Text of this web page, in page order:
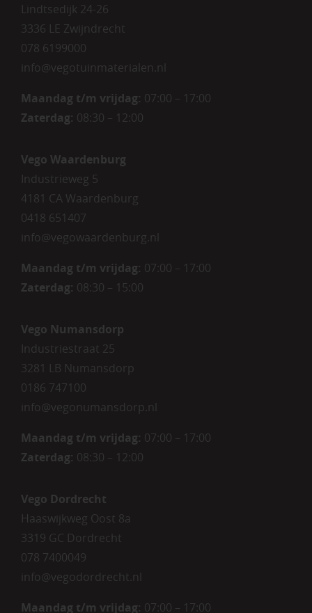
Lindtsedijk 24-26
3336 LE Zwijndrecht
078 6199000
info@vegotuinmaterialen.nl
Maandag t/m vrijdag: 07:00 – 17:00
Zaterdag: 08:30 – 12:00
Vego Waardenburg
Industrieweg 5
4181 CA Waardenburg
0418 651407
info@vegowaardenburg.nl
Maandag t/m vrijdag: 07:00 – 17:00
Zaterdag: 08:30 – 15:00
Vego Numansdorp
Industriestraat 25
3281 LB Numansdorp
0186 747100
info@vegonumansdorp.nl
Maandag t/m vrijdag: 07:00 – 17:00
Zaterdag: 08:30 – 12:00
Vego Dordrecht
Haaswijkweg Oost 8a
3319 GC Dordrecht
078 7400049
info@vegodordrecht.nl
Maandag t/m vrijdag: 07:00 – 17:00